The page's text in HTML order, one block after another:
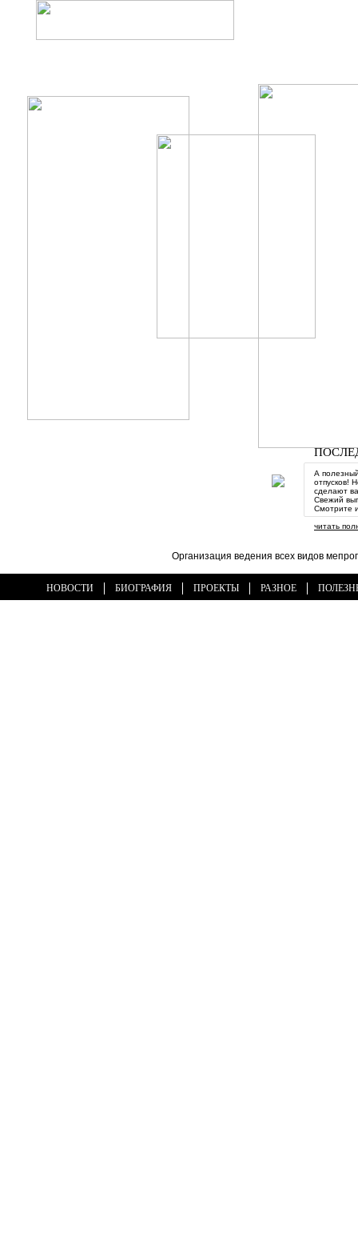
А
отпусков!
сделают
Свежий
Смотрите
читать
Организация ведения всех видов
НОВОСТИ БИОГРАФИЯ ПРОЕКТЫ РАЗНОЕ